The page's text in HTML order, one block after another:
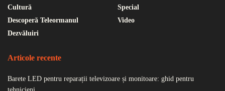
Cultură
Descoperă Teleormanul
Dezvăluiri
Special
Video
Articole recente
Barete LED pentru reparații televizoare și monitoare: ghid pentru